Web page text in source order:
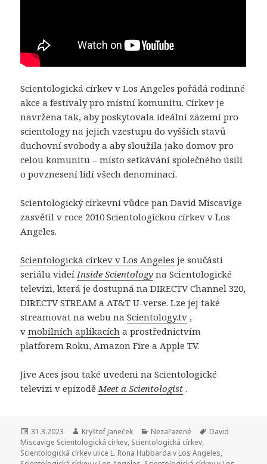
Scientologická církev v Los Angeles pořádá rodinné
akce a festivaly pro místní komunitu. Církev je
navržena tak, aby poskytovala ideální zázemí pro
scientology na jejich vzestupu do vyšších stavů
duchovní svobody a aby sloužila jako domov pro
celou komunitu – místo setkávání společného úsilí
o povznesení lidí všech denominací.
Scientologický církevní vůdce pan David Miscavige
zasvětil v roce 2010 Scientologickou církev v Los
Angeles.
Scientologická církev v Los Angeles je součástí
seriálu videíInside Scientology na Scientologické
televizi, která je dostupná na DIRECTV Channel 320,
DIRECTV STREAM a AT&T U-verse. Lze jej také
streamovat na webu naScientology.tv ,
vmobilních aplikacích a prostřednictvím
platforem Roku, Amazon Fire a Apple TV.
Jive Aces jsou také uvedeni na Scientologické
televizi v epizoděMeet a Scientologist .
Publikováno:
31.3.2023 Autor:
Kryštof Janeček Rubriky:
Nezařazené Štítky:
David
Miscavige Scientologická církev, Scientologická církev,
Scientologická církev ulice L. Rona Hubbarda v Los Angeles,